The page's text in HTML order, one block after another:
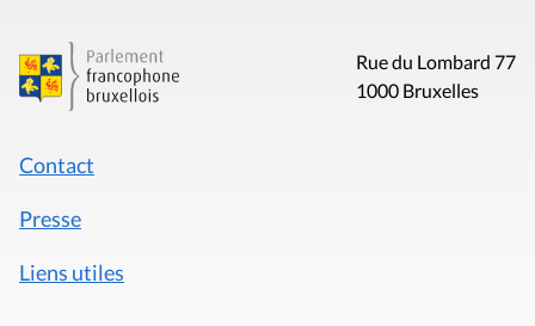
Rue du Lombard 77
1000 Bruxelles
Contact
Presse
Liens utiles